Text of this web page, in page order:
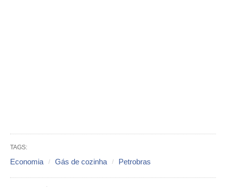
TAGS:
Economia Gás de cozinha Petrobras